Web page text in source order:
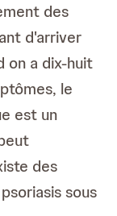
des
d'arriver
on a dix-huit
le
est un
des
sous